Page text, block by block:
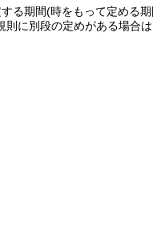
る期間(時をもって定める
則に別段の定めがある場合は